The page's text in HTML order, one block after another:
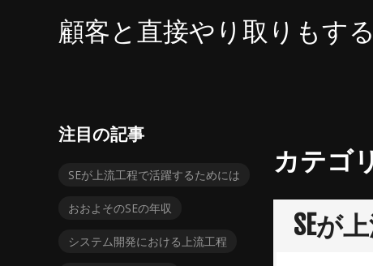
顧客と直接やり取りもする
カテゴ
SEが
注目の記事
SEが上流工程で活躍するためには
おおよそのSEの年収
システム開発における上流工程